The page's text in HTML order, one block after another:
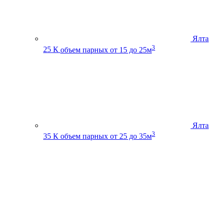
Ялта
25 К объем парных от 15 до 25м3
Ялта
35 К объем парных от 25 до 35м3